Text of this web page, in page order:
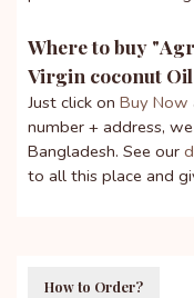
Where to buy "
Virgin coconut
Just click on Buy Now
number + address,
Bangladesh. See our
to all this place and
How to Order?